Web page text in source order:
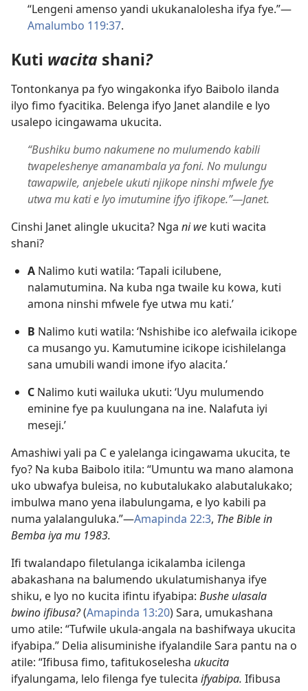
“Lengeni amenso yandi ukukanalolesha ifya fye.”​—
Amalumbo 119:37.
Kuti wacita shani?
Tontonkanya pa fyo wingakonka ifyo Baibolo ilanda
ilyo fimo fyacitika. Belenga ifyo Janet alandile e lyo
usalepo icingawama ukucita.
“Bushiku bumo nakumene no mulumendo kabili
twapeleshenye amanambala ya foni. No mulungu
tawapwile, anjebele ukuti njikope ninshi mfwele fye
utwa mu kati e lyo imutumine ifyo ifikope.”​—Janet.
Cinshi Janet alingle ukucita? Nga ni we kuti wacita
shani?
A Nalimo kuti watila: ‘Tapali icilubene,
nalamutumina. Na kuba nga twaile ku kowa, kuti
amona ninshi mfwele fye utwa mu kati.’
B Nalimo kuti watila: ‘Nshishibe ico alefwaila icikope
ca musango yu. Kamutumine icikope icishilelanga
sana umubili wandi imone ifyo alacita.’
C Nalimo kuti wailuka ukuti: ‘Uyu mulumendo
eminine fye pa kuulungana na ine. Nalafuta iyi
meseji.’
Amashiwi yali pa C e yalelanga icingawama ukucita, te
fyo? Na kuba Baibolo itila: “Umuntu wa mano alamona
uko ubwafya buleisa, no kubutalukako alabutalukako;
imbulwa mano yena ilabulungama, e lyo kabili pa
numa yalalanguluka.”​—Amapinda 22:​3, The Bible in
Bemba iya mu 1983.
Ifi twalandapo filetulanga icikalamba icilenga
abakashana na balumendo ukulatumishanya ifye
shiku, e lyo no kucita ifintu ifyabipa: Bushe ulasala
bwino ifibusa?(Amapinda 13:20) Sara, umukashana
umo atile: “Tufwile ukula-angala na bashifwaya ukucita
ifyabipa.” Delia alisuminishe ifyalandile Sara pantu na o
atile: “Ifibusa fimo, tafitukoselesha ukucita
ifyalungama, lelo filenga fye tulecita ifyabipa. Ifibusa